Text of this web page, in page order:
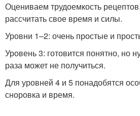
Оцениваем трудоемкость
рассчитать свое время и силы.
Уровни 1–2: очень простые и
Уровень 3: готовится понятно, но
раза может не получиться.
Для уровней 4 и 5 понадобятся
сноровка и время.